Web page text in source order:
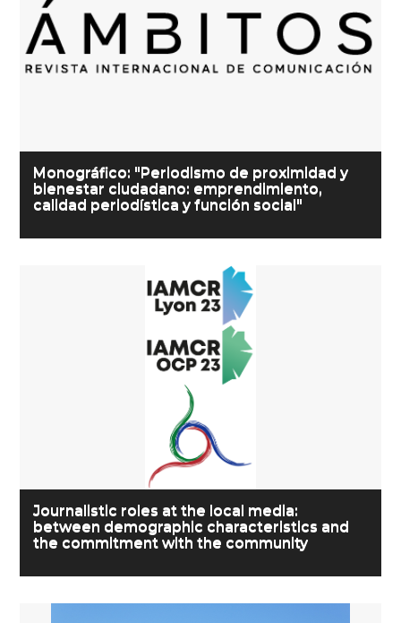
Monográfico: "Periodismo de proximidad y
bienestar ciudadano: emprendimiento,
calidad periodística y función social"
Journalistic roles at the local media:
between demographic characteristics and
the commitment with the community